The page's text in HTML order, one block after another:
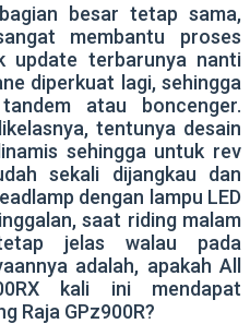
besar tetap sama,
membantu proses
update terbarunya nanti
diperkuat lagi, sehingga
atau boncenger.
tentunya desain
sehingga untuk rev
sekali dijangkau dan
dengan lampu LED
saat riding malam
jelas walau pada
adalah, apakah All
kali ini mendapat
Raja GPz900R?